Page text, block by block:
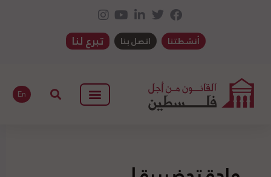
أنشطتنا اتصل بنا تبرع لنا
En